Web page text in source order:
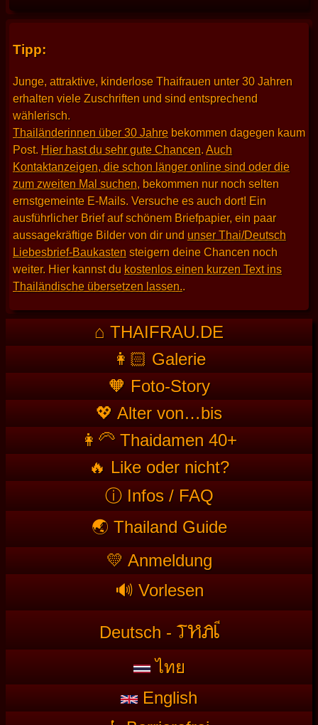
Tipp:
Junge, attraktive, kinderlose Thaifrauen unter 30 Jahren
erhalten viele Zuschriften und sind entsprechend
wählerisch.
Thailänderinnen über 30 Jahre bekommen dagegen kaum
Post. Hier hast du sehr gute Chancen. Auch
Kontaktanzeigen, die schon länger online sind oder die
zum zweiten Mal suchen, bekommen nur noch selten
ernstgemeinte E-Mails. Versuche es auch dort! Ein
ausführlicher Brief auf schönem Briefpapier, ein paar
aussagekräftige Bilder von dir und unser Thai/Deutsch
Liebesbrief-Baukasten steigern deine Chancen noch
weiter. Hier kannst du kostenlos einen kurzen Text ins
Thailändische übersetzen lassen..
⌂ THAIFRAU.DE
👩🏻 Galerie
🧡 Foto-Story
💖 Alter von…bis
👩‍🦳 Thaidamen 40+
🔥 Like oder nicht?
ⓘ Infos / FAQ
🌏 Thailand Guide
💛 Anmeldung
🔊 Vorlesen
Deutsch - THAI
ไทย
English